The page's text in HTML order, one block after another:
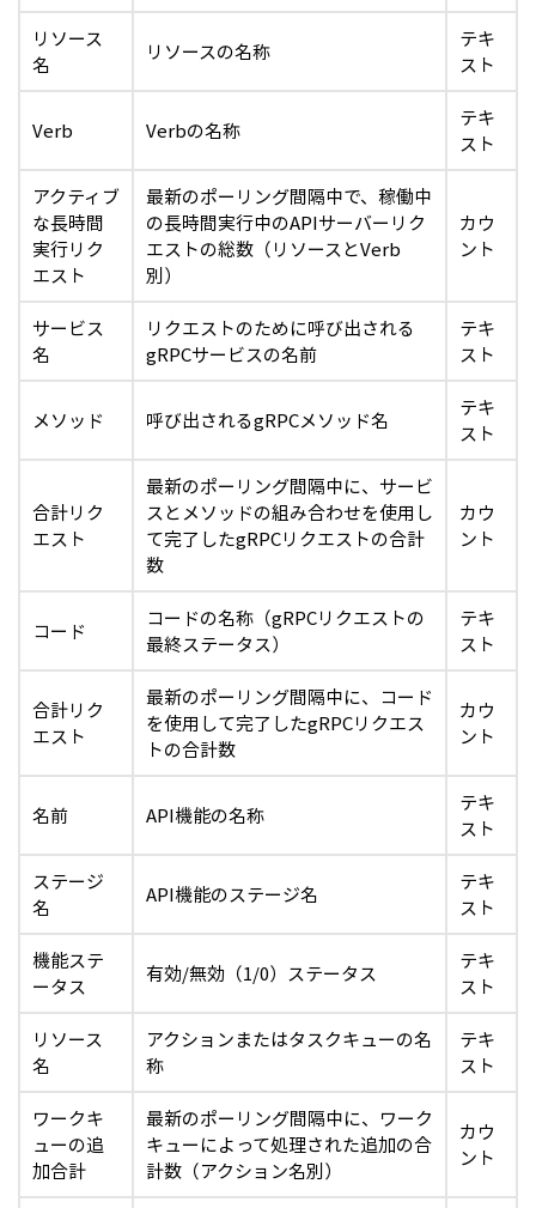
リソース
名
リソースの名称
テキ
スト
Verb Verbの名称
テキ
スト
アクティブ
な長時間
実行リク
エスト
最新のポーリング間隔中で、稼働中
の長時間実行中のAPIサーバーリク
エストの総数（リソースとVerb
別）
カウ
ント
サービス
名
リクエストのために呼び出される
gRPCサービスの名前
テキ
スト
メソッド 呼び出されるgRPCメソッド名
テキ
スト
合計リク
エスト
最新のポーリング間隔中に、サービ
スとメソッドの組み合わせを使用し
て完了したgRPCリクエストの合計
数
カウ
ント
コード
コードの名称（gRPCリクエストの
最終ステータス）
テキ
スト
合計リク
エスト
最新のポーリング間隔中に、コード
を使用して完了したgRPCリクエス
トの合計数
カウ
ント
名前 API機能の名称
テキ
スト
ステージ
名
API機能のステージ名
テキ
スト
機能ステ
ータス
有効/無効（1/0）ステータス
テキ
スト
リソース
名
アクションまたはタスクキューの名
称
テキ
スト
ワークキ
ューの追
加合計
最新のポーリング間隔中に、ワーク
キューによって処理された追加の合
計数（アクション名別）
カウ
ント